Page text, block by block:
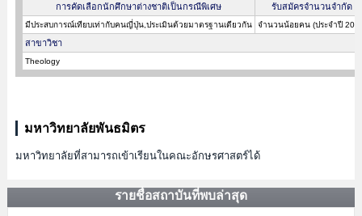
การคัดเลือกนักศึกษาต่างชาติเป็นกรณีพิเศษ รับสมัครจำนวนจำกัด
มีประสบการณ์เทียบเท่ากับคนญี่ปุ่น,ประเมินด้วยมาตรฐานเดียวกัน จำนวนน้อยคน (ประจำปี
สาขาวิชา
Theology
มหาวิทยาลัยพันธมิตร
มหาวิทยาลัยที่สามารถเข้าเรียนในคณะอักษรศาสตร์ได้
รายชื่อสถาบันที่พบล่าสุด